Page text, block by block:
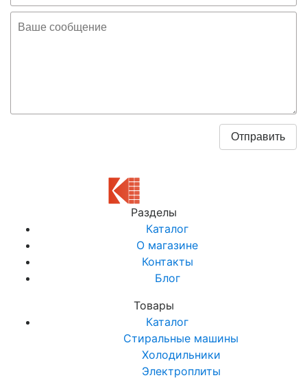
Разделы
Каталог
О магазине
Контакты
Блог
Товары
Каталог
Стиральные машины
Холодильники
Электроплиты